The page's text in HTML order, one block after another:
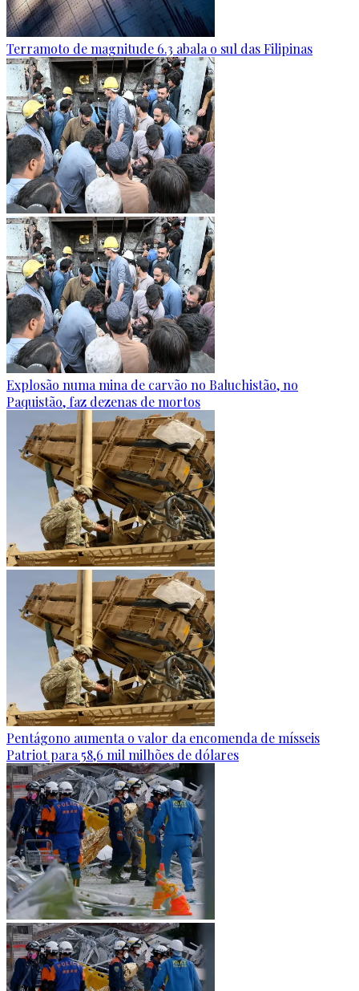
Terramoto de magnitude 6.3 abala o sul das Filipinas
Explosão numa mina de carvão no Baluchistão, no
Paquistão, faz dezenas de mortos
Pentágono aumenta o valor da encomenda de mísseis
Patriot para 58,6 mil milhões de dólares